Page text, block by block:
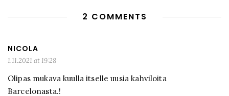
2 COMMENTS
NICOLA
1.11.2021 at 19:28
Olipas mukava kuulla itselle uusia kahviloita
Barcelonasta.!